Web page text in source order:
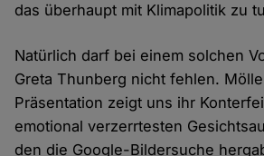
das überhaupt mit Klimapolitik zu
Natürlich darf bei einem solchen
Greta Thunberg nicht fehlen.
Präsentation zeigt uns ihr
emotional verzerrtesten
den die Google-Bildersuche